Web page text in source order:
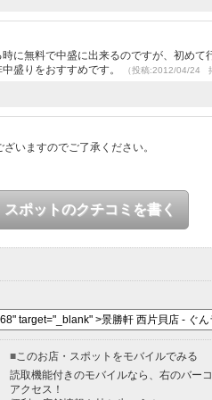
に無料で中盛に出来るのですが、初めて
盛りをおすすめです。
（投稿:2012/04/24
いますのでご了承ください。
スポットのクチコミを書く
■このお店・スポットをモバイルでみる
読取機能付きのモバイルなら、右のバー
アクセス！